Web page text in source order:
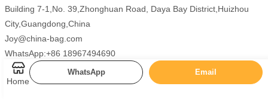
Building 7-1,No. 39,Zhonghuan Road, Daya Bay District,Huizhou
City,Guangdong,China
Joy@china-bag.com
WhatsApp:+86 18967494690
Copyright 2026 China Bags All Rights Reserved.
Home
WhatsApp Email